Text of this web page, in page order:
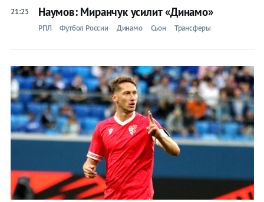
21:25 Наумов: Миранчук усилит «Динамо»
РПЛ Футбол России Динамо Сьон Трансферы